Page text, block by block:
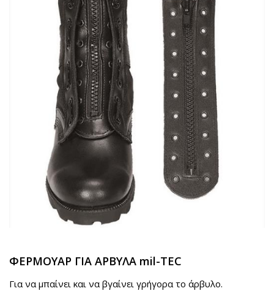
ΦΕΡΜΟΥΑΡ ΓΙΑ ΑΡΒΥΛΑ mil-TEC
Για να μπαίνει και να βγαίνει γρήγορα το άρβυλο.